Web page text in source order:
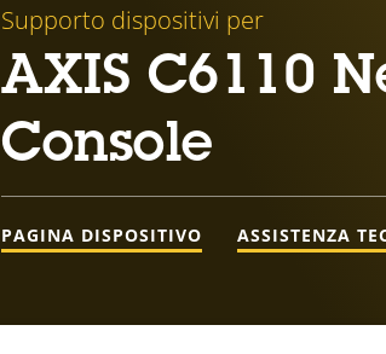
Supporto dispositivi per
AXIS C6110
Console
PAGINA DISPOSITIVO ASSISTENZA